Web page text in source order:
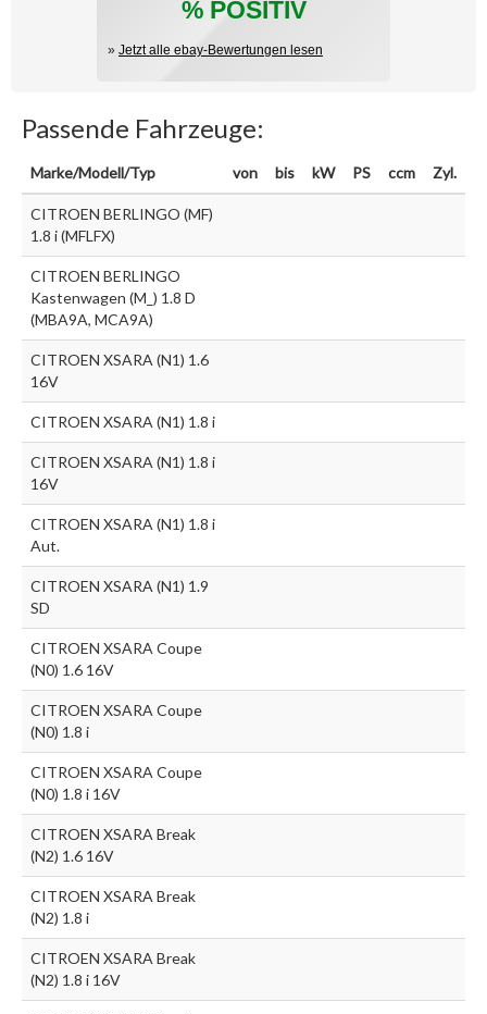
% POSITIV
» Jetzt alle ebay-Bewertungen lesen
Passende Fahrzeuge:
Marke/Modell/Typ von bis kW PS ccm Zyl.
CITROEN BERLINGO (MF)
1.8 i (MFLFX)
CITROEN BERLINGO
Kastenwagen (M_) 1.8 D
(MBA9A, MCA9A)
CITROEN XSARA (N1) 1.6
16V
CITROEN XSARA (N1) 1.8 i
CITROEN XSARA (N1) 1.8 i
16V
CITROEN XSARA (N1) 1.8 i
Aut.
CITROEN XSARA (N1) 1.9
SD
CITROEN XSARA Coupe
(N0) 1.6 16V
CITROEN XSARA Coupe
(N0) 1.8 i
CITROEN XSARA Coupe
(N0) 1.8 i 16V
CITROEN XSARA Break
(N2) 1.6 16V
CITROEN XSARA Break
(N2) 1.8 i
CITROEN XSARA Break
(N2) 1.8 i 16V